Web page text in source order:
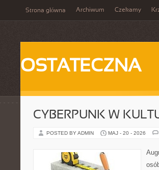
Strona główna Archiwum Czekamy
OSTATECZNA
CYBERPUNK W
POSTED BY ADMIN MAJ - 20 - 2026